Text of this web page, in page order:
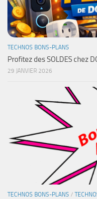
TECHNOS BONS-PLANS
Profitez des SOLDES chez
29 JANVIER 2026
TECHNOS BONS-PLANS /